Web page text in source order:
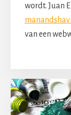
wordt. Juan
van een